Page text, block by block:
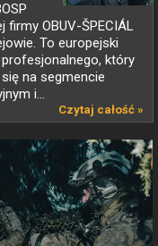
firmy OBUV-ŠPECIÁL
To europejski
który
na segmencie
i...
Czytaj całość »